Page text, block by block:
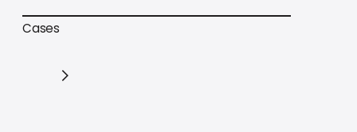
Trilhas de conteúdo
Cases